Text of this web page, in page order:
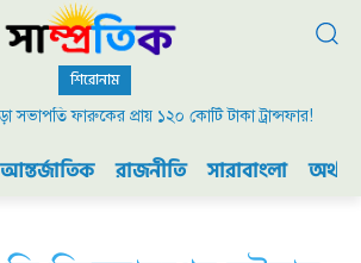
শিরোনাম
সভাপতি ফারুকের প্রায় ১২০ কোটি টাকা ট্রান্সফার!
আন্তর্জাতিক রাজনীতি সারাবাংলা